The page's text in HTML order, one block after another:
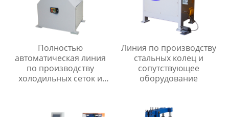
Полностью
автоматическая линия
по производству
холодильных сеток и
Линия по производству
стальных колец и
сопутствующее
оборудование